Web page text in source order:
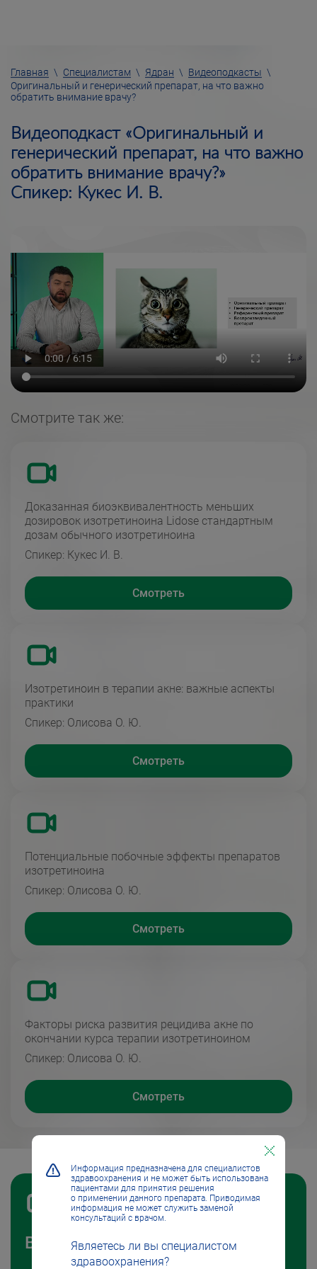
Главная \ Специалистам \ Ядран \ Видеоподкасты \
Оригинальный и генерический препарат, на что важно
обратить внимание врачу?
Видеоподкаст «Оригинальный и
генерический препарат, на что важно
обратить внимание врачу?»
Спикер: Кукес И. В.
Смотрите так же:
Доказанная биоэквивалентность меньших
дозировок изотретиноина Lidose стандартным
дозам обычного изотретиноина
Спикер: Кукес И. В.
Смотреть
Изотретиноин в терапии акне: важные аспекты
практики
Спикер: Олисова О. Ю.
Смотреть
Потенциальные побочные эффекты препаратов
изотретиноина
Спикер: Олисова О. Ю.
Смотреть
Факторы риска развития рецидива акне по
окончании курса терапии изотретиноином
Спикер: Олисова О. Ю.
Смотреть
Видеоподкасты
Информация предназначена для специалистов
здравоохранения и не может быть использована
пациентами для принятия решения
о применении данного препарата. Приводимая
информация не может служить заменой
консультаций с врачом.
Являетесь ли вы специалистом
здравоохранения?